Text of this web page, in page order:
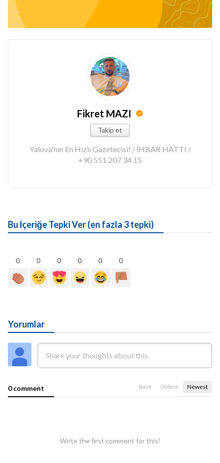
Fikret MAZI
Takip et
Yalova'nın En Hızlı Gazetecisi! / İHBAR HATTI /
+90 551 207 34 15
Bu İçeriğe Tepki Ver (en fazla 3 tepki)
0 0 0 0 0 0
Yorumlar
0 comment Best Oldest Newest
Write the first comment for this!